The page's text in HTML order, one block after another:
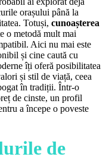
orașului până la
Totuși, cunoașterea
o metodă mult mai
Aici nu mai este
și cine caută cu
îți oferă posibilitatea
și stil de viață, ceea
în tradiții. Într-o
de cinste, un profil
a începe o poveste
de